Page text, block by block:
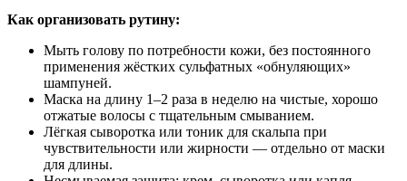
Как организовать рутину:
Мыть голову по потребности кожи, без постоянного
применения жёстких сульфатных «обнуляющих»
шампуней.
Маска на длину 1–2 раза в неделю на чистые, хорошо
отжатые волосы с тщательным смыванием.
Лёгкая сыворотка или тоник для скальпа при
чувствительности или жирности — отдельно от маски
для длины.